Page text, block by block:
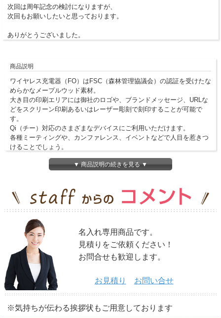
次回は周年記念の検討になりますが、
次回もお願いしたいと思っております。
ありがとうございました。
商品説明
ワイヤレス充電器（FO）はFSC（森林管理協議会）の認証を受けたな
めらかなメープルウッド素材。
大き目の印刷エリアには御社のロゴや、ブランドメッセージ、URLな
どをスクリーン印刷あるいはレーザー彫刻で刻印することが可能で
す。
Qi（チー）対応のさまざまなデバイスにご利用いただけます。
各種ミーティングや、カンファレンス、イベントなどで人目を惹きつ
けることでしょう。
※一部の機種には対応しておりませんので、ご注意ください。
▼ 商品説明の続きを見る ▼
名入れ専用商品です。
見積りをご依頼ください！
お問合せも歓迎します。
お見積り お問い合せ
※気持ちが伝わる挨拶状もご用意しております